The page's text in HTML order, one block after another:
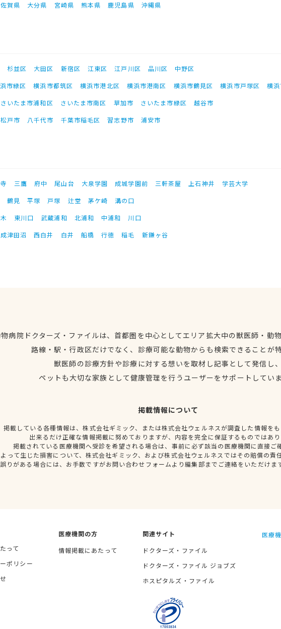
佐賀県 大分県 宮崎県 熊本県 鹿児島県 沖縄県
杉並区 大田区 新宿区 江東区 江戸川区 品川区
中野区
市緑区 横浜市都筑区 横浜市港北区 横浜市港南区 横浜市鶴見区 横浜市戸塚区
横
さいたま市浦和区 さいたま市南区 草加市 さいたま市緑区
越谷市
松戸市 八千代市 千葉市稲毛区 習志野市 浦安市
三鷹 府中 尾山台 大泉学園 成城学園前 三軒茶屋 上石神井
学芸大学
鶴見 平塚 戸塚 辻堂 茅ケ崎
溝の口
東川口 武蔵浦和 北浦和 中浦和
川口
津田沼 西白井 白井 船橋 行徳 稲毛 新鎌ヶ谷
病院ドクターズ・ファイルは、首都圏を中心としてエリア拡大中の獣医師・動
路線・駅・行政区だけでなく、診療可能な動物からも検索できることが
獣医師の診療方針や診療に対する想いを取材し記事として発信し
ペットも大切な家族として健康管理を行うユーザーをサポートしてい
掲載情報について
掲載している各種情報は、株式会社ギミック、または株式会社ウェルネスが調査した情報を
出来るだけ正確な情報掲載に努めておりますが、内容を完全に保証するものではあ
掲載されている医療機関へ受診を希望される場合は、事前に必ず該当の医療機関に直接ご
って生じた損害について、株式会社ギミック、および株式会社ウェルネスではその賠償の責
りがある場合には、お手数ですがお問い合わせフォームより編集部までご連絡をいただけま
って
ポリシー
医療機関の方
情報掲載にあたって
関連サイト
ドクターズ・ファイル
ドクターズ・ファイル ジョブズ
ホスピタルズ・ファイル
医療